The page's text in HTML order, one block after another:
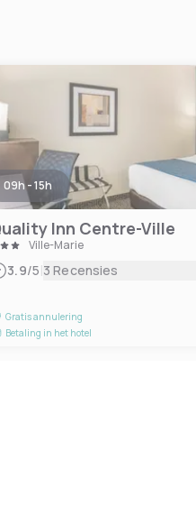
09h - 15h
Inn Centre-Ville
Ville-Marie
3.9/5|3 Recensies
Gratis annulering
Betaling in het hotel